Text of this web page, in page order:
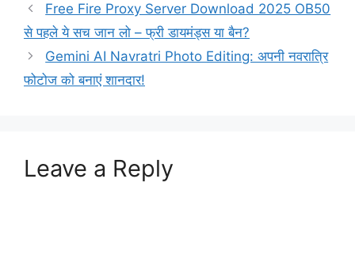
Free Fire Proxy Server Download 2025 OB50
से पहले ये सच जान लो – फ्री डायमंड्स या बैन?
Gemini AI Navratri Photo Editing: अपनी नवरात्रि
फोटोज को बनाएं शानदार!
Leave a Reply